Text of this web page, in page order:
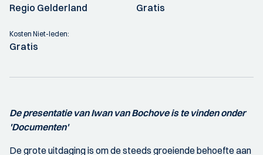
Regio Gelderland Gratis
Kosten Niet-leden:
Gratis
De presentatie van Iwan van Bochove is te vinden onder
'Documenten'
De grote uitdaging is om de steeds groeiende behoefte aan